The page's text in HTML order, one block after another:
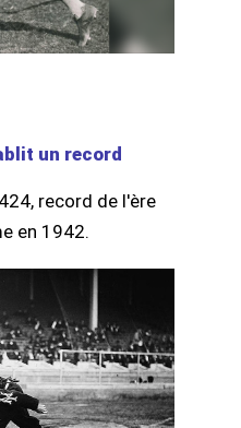
un record
record de l'ère
en 1942.